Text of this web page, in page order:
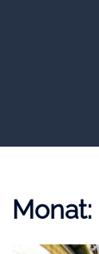
Monat: